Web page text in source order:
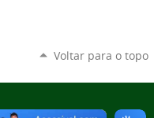
Voltar para o topo